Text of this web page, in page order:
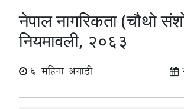
नेपाल नागरिकता (चौथो
नियमावली, २०६३
6 महिना अगाडी